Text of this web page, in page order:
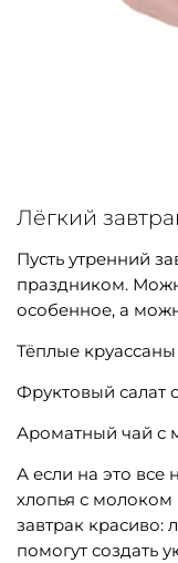
Лёгкий
Пусть утренний
праздником.
особенное, а
Тёплые
Фруктовый салат
Ароматный чай с
А если на это все
хлопья с молоком
завтрак красиво:
помогут создать